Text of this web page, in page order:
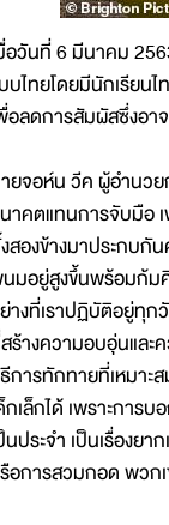
อวันที่ 6 มีนาคม
บไทยโดยมีนักเรียน
อลดการสัมผัสซึ่งอา
ยจอห์น วีค ผู้อำนวย
าคตแทนการจับมือ เ
สองข้างมาประกบกั
มอยู่สูงขึ้นพร้อมก้มศี
างที่เราปฏิบัติอยู่ทุก
ร้างความอบอุ่นและ
การทักทายที่เหมาะ
กเล็กได้ เพราะการ
นประจำ เป็นเรื่องย
อการสวมกอด พวก